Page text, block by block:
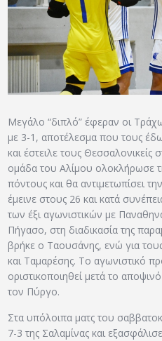
ΑΡΧΕΙΟ
ΕΠΙΚΟΙΝΩΝΙΑ
Μεγάλο “διπλό” έφεραν οι
με 3-1, αποτέλεσμα που τους
και έστειλε τους
ομάδα του Αλίμου ολοκλήρωσε
πόντους και θα αντιμετωπίσει
έμεινε στους 26 και κατά
των έξι αγωνιστικών με
Πήγασο, στη διαδικασία της
βρήκε ο Ταουσάνης, ενώ για
και Ταμαρέσης. Το αγωνιστικό
οριστικοποιηθεί μετά το
τον Πύργο.
Στα υπόλοιπα ματς του
7-3 της Σαλαμίνας και